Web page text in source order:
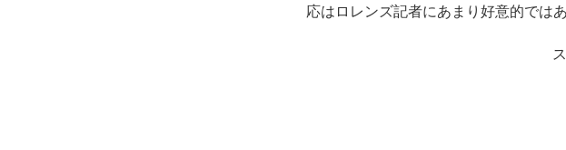
応はロレンズ記者にあまり好意的では